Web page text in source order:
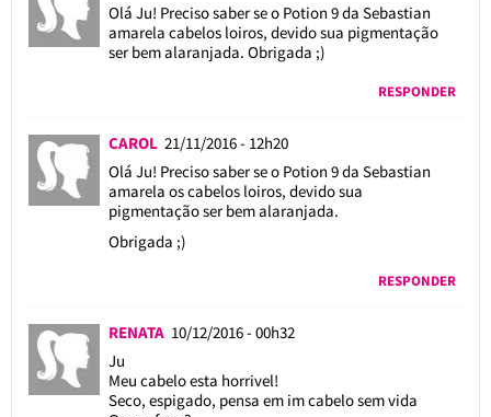
Olá Ju! Preciso saber se o Potion 9 da Sebastian
amarela cabelos loiros, devido sua pigmentação
ser bem alaranjada. Obrigada ;)
RESPONDER
CAROL 21/11/2016 - 12h20
Olá Ju! Preciso saber se o Potion 9 da Sebastian
amarela os cabelos loiros, devido sua
pigmentação ser bem alaranjada.
Obrigada ;)
RESPONDER
RENATA 10/12/2016 - 00h32
Ju
Meu cabelo esta horrivel!
Seco, espigado, pensa em im cabelo sem vida